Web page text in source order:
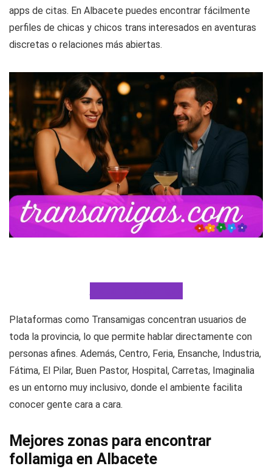
apps de citas. En Albacete puedes encontrar fácilmente
perfiles de chicas y chicos trans interesados en aventuras
discretas o relaciones más abiertas.
Plataformas como Transamigas concentran usuarios de
toda la provincia, lo que permite hablar directamente con
personas afines. Además, Centro, Feria, Ensanche, Industria,
Fátima, El Pilar, Buen Pastor, Hospital, Carretas, Imaginalia
es un entorno muy inclusivo, donde el ambiente facilita
conocer gente cara a cara.
Mejores zonas para encontrar
follamiga en Albacete